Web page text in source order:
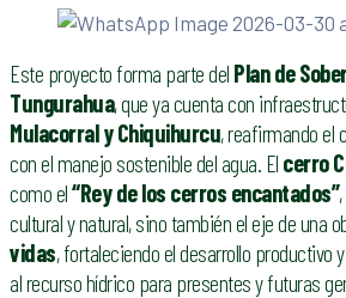
Este proyecto forma parte del Plan de
Tungurahua, que ya cuenta con
Mulacorral y Chiquihurcu, reafirmando el
con el manejo sostenible del agua. El cerro
como el“Rey de los cerros encantados”
cultural y natural, sino también el eje de una
vidas, fortaleciendo el desarrollo productivo
al recurso hídrico para presentes y futuras